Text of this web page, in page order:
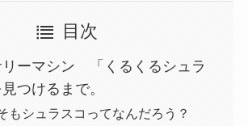
目次
リーマシン 「くるくるシュラ
つけるまで。
もシュラスコってなんだろう？